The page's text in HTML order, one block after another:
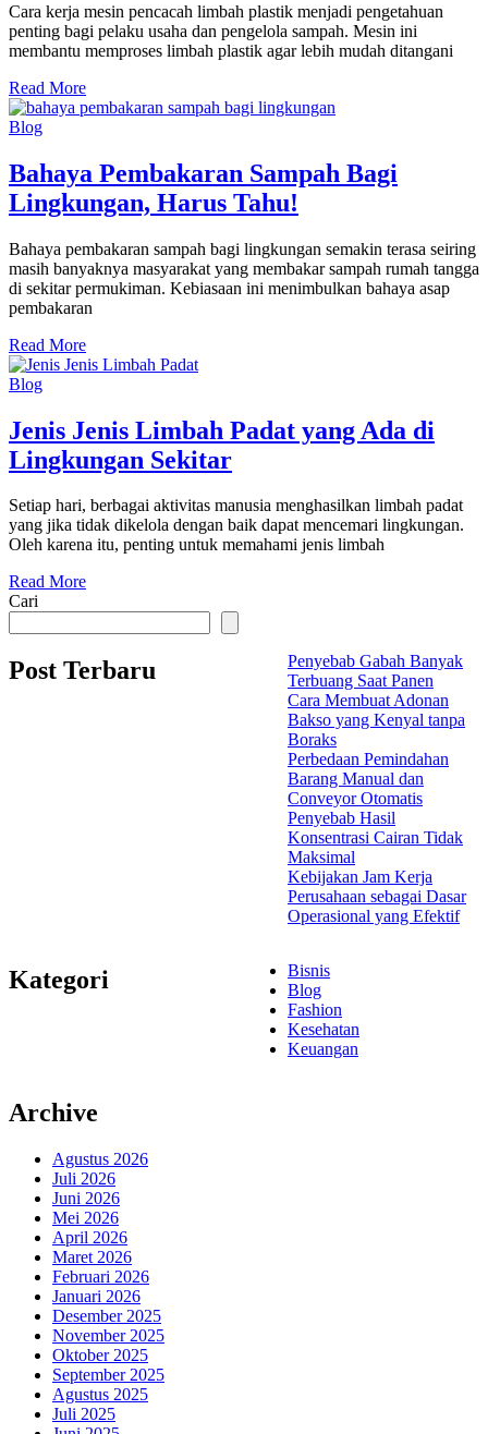
Cara kerja mesin pencacah limbah plastik menjadi pengetahuan
penting bagi pelaku usaha dan pengelola sampah. Mesin ini
membantu memproses limbah plastik agar lebih mudah ditangani
Read More
Blog
Bahaya Pembakaran Sampah Bagi
Lingkungan, Harus Tahu!
Bahaya pembakaran sampah bagi lingkungan semakin terasa seiring
masih banyaknya masyarakat yang membakar sampah rumah tangga
di sekitar permukiman. Kebiasaan ini menimbulkan bahaya asap
pembakaran
Read More
Blog
Jenis Jenis Limbah Padat yang Ada di
Lingkungan Sekitar
Setiap hari, berbagai aktivitas manusia menghasilkan limbah padat
yang jika tidak dikelola dengan baik dapat mencemari lingkungan.
Oleh karena itu, penting untuk memahami jenis limbah
Read More
Cari
Post Terbaru
Penyebab Gabah Banyak
Terbuang Saat Panen
Cara Membuat Adonan
Bakso yang Kenyal tanpa
Boraks
Perbedaan Pemindahan
Barang Manual dan
Conveyor Otomatis
Penyebab Hasil
Konsentrasi Cairan Tidak
Maksimal
Kebijakan Jam Kerja
Perusahaan sebagai Dasar
Operasional yang Efektif
Kategori
Bisnis
Blog
Fashion
Kesehatan
Keuangan
Archive
Agustus 2026
Juli 2026
Juni 2026
Mei 2026
April 2026
Maret 2026
Februari 2026
Januari 2026
Desember 2025
November 2025
Oktober 2025
September 2025
Agustus 2025
Juli 2025